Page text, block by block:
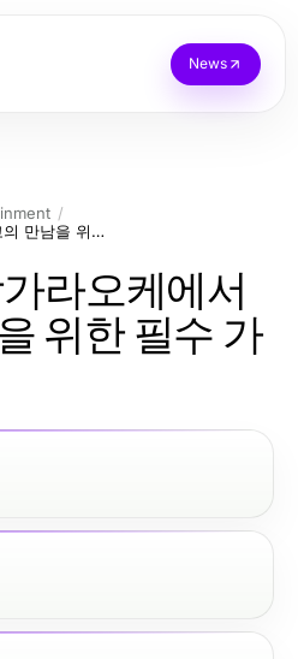
News
2026년 강남가라오케에서 최고의 만남을 위한 필수 가이드
라오케에서
위한 필수 가